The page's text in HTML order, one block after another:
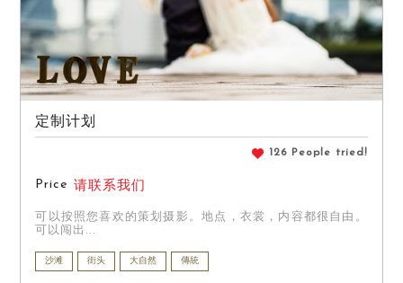
定制计划
126 People tried!
Price 请联系我们
可以按照您喜欢的策划摄影。地点，衣裳，内容都很自由。
可以闯出...
沙滩 街头 大自然 傳統